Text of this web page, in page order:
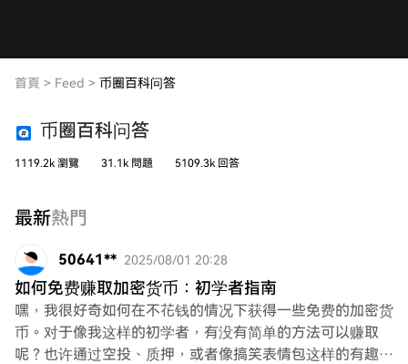
首頁 > Feed > 币圈百科问答
币圈百科问答
1119.2k 瀏覽 31.1k 問題 5109.3k 回答
最新熱門
50641** 2025/08/01 20:28
如何免费赚取加密货币：初学者指南
嘿，我很好奇如何在不花钱的情况下获得一些免费的加密货
币。对于像我这样的初学者，有没有简单的方法可以赚取
呢？也许通过空投、质押，或者像搞笑表情包这样的有趣方